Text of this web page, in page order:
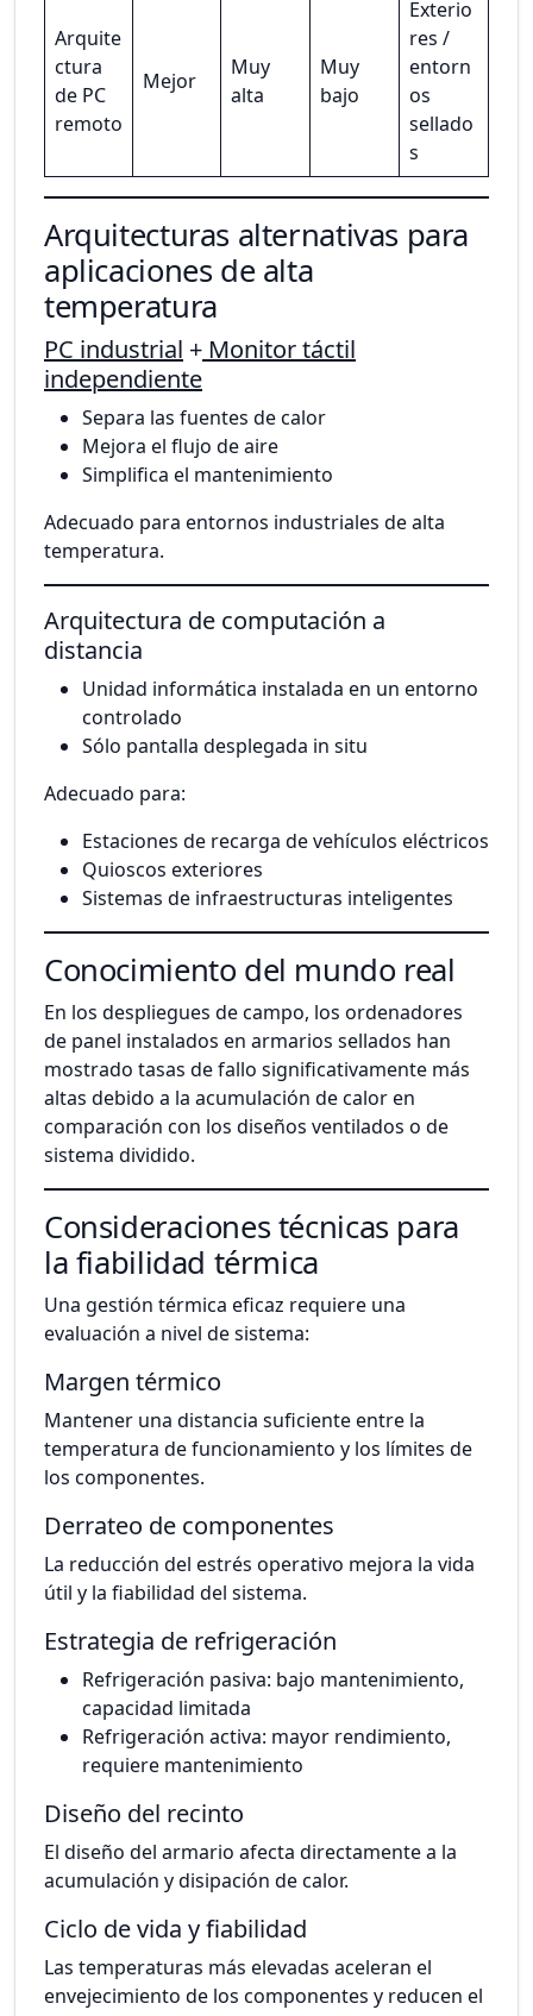
Arquite
ctura
de PC
remoto
Mejor
Muy
alta
Muy
bajo
Exterio
res /
entorn
os
sellado
s
Arquitecturas alternativas para
aplicaciones de alta
temperatura
PC industrial + Monitor táctil
independiente
Separa las fuentes de calor
Mejora el flujo de aire
Simplifica el mantenimiento
Adecuado para entornos industriales de alta
temperatura.
Arquitectura de computación a
distancia
Unidad informática instalada en un entorno
controlado
Sólo pantalla desplegada in situ
Adecuado para:
Estaciones de recarga de vehículos eléctricos
Quioscos exteriores
Sistemas de infraestructuras inteligentes
Conocimiento del mundo real
En los despliegues de campo, los ordenadores
de panel instalados en armarios sellados han
mostrado tasas de fallo significativamente más
altas debido a la acumulación de calor en
comparación con los diseños ventilados o de
sistema dividido.
Consideraciones técnicas para
la fiabilidad térmica
Una gestión térmica eficaz requiere una
evaluación a nivel de sistema:
Margen térmico
Mantener una distancia suficiente entre la
temperatura de funcionamiento y los límites de
los componentes.
Derrateo de componentes
La reducción del estrés operativo mejora la vida
útil y la fiabilidad del sistema.
Estrategia de refrigeración
Refrigeración pasiva: bajo mantenimiento,
capacidad limitada
Refrigeración activa: mayor rendimiento,
requiere mantenimiento
Diseño del recinto
El diseño del armario afecta directamente a la
acumulación y disipación de calor.
Ciclo de vida y fiabilidad
Las temperaturas más elevadas aceleran el
envejecimiento de los componentes y reducen el